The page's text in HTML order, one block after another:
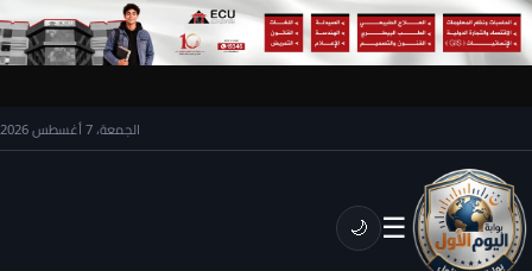
الجمعة، 7 أغسطس 2026
☰
🌙